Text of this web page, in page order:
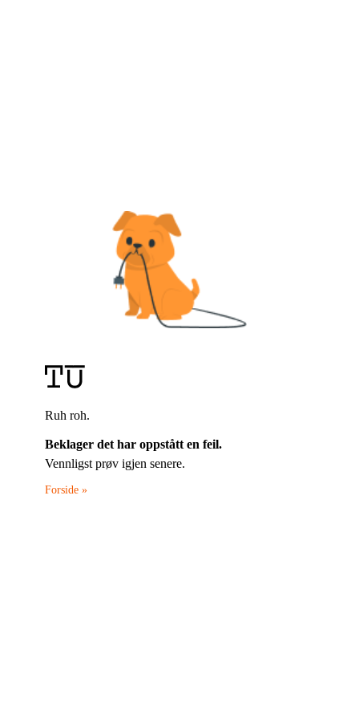
Ruh roh.
Beklager det har oppstått en feil.
Vennligst prøv igjen senere.
Forside »